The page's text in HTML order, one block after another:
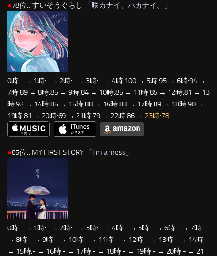
●78位…すいそうぐらし 「咲カナイ、ハカナイ。 」
0時:- → 1時:- → 2時:- → 3時:- → 4時:100 → 5時:95 → 6時:94 →
7時:89 → 8時:85 → 9時:84 → 10時:85 → 11時:85 → 12時:81 → 13
時:92 → 14時:85 → 15時:88 → 16時:88 → 17時:89 → 18時:90 →
19時:81 → 20時:69 → 21時:79 → 22時:86 → 23時:78
●85位…MY FIRST STORY 「I’m a mess 」
0時:- → 1時:- → 2時:- → 3時:- → 4時:- → 5時:- → 6時:- → 7時:-
→ 8時:- → 9時:- → 10時:- → 11時:- → 12時:- → 13時:- → 14時:-
→ 15時:- → 16時:- → 17時:- → 18時:- → 19時:- → 20時:- → 21